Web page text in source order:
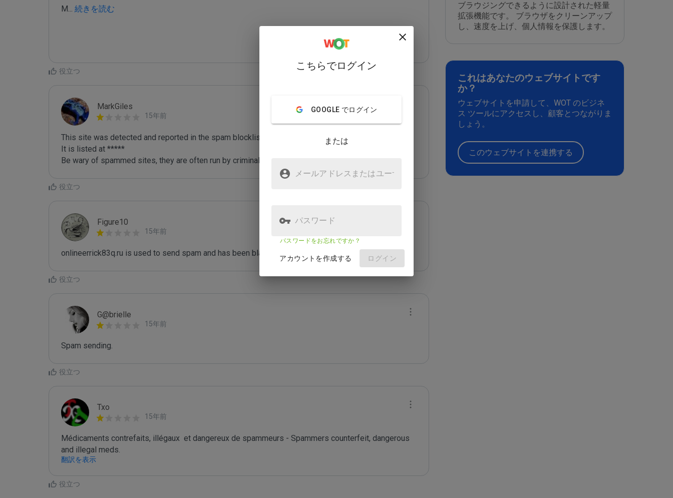
M... 続きを読む
役立つ
MarkGiles
15年前
This site was detected and reported in the spam blocklist maintained by Joe Wein.
It is listed at *****
Be wary of spammed sites, they are often run by criminals who are out to defraud you.
役立つ
Figure10
15年前
onlineerrick83q.ru is used to send spam and has been blacklisted by *****
役立つ
G@brielle
15年前
Spam sending.
役立つ
Txo
15年前
Médicaments contrefaits, illégaux  et dangereux de spammeurs - Spammers counterfeit, dangerous
and illegal meds.
翻訳を表示
役立つ
ブラウジングできるように設計された軽量
拡張機能です。 ブラウザをクリーンアップ
し、速度を上げ、個人情報を保護します。
これはあなたのウェブサイトです
か？
ウェブサイトを申請して、WOT のビジネ
ス ツールにアクセスし、顧客とつながりま
しょう。
このウェブサイトを連携する
こちらでログイン
GOOGLE でログイン
または
メールアドレスまたはユーザ
名
パスワード
パスワードをお忘れですか？
アカウントを作成する ログイン